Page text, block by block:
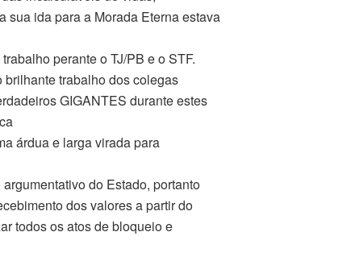
sua ida para a Morada Eterna estava
perante o TJ/PB e o STF.
trabalho dos colegas
GIGANTES durante estes
árdua e larga virada para
do Estado, portanto
dos valores a partir do
todos os atos de bloqueio e